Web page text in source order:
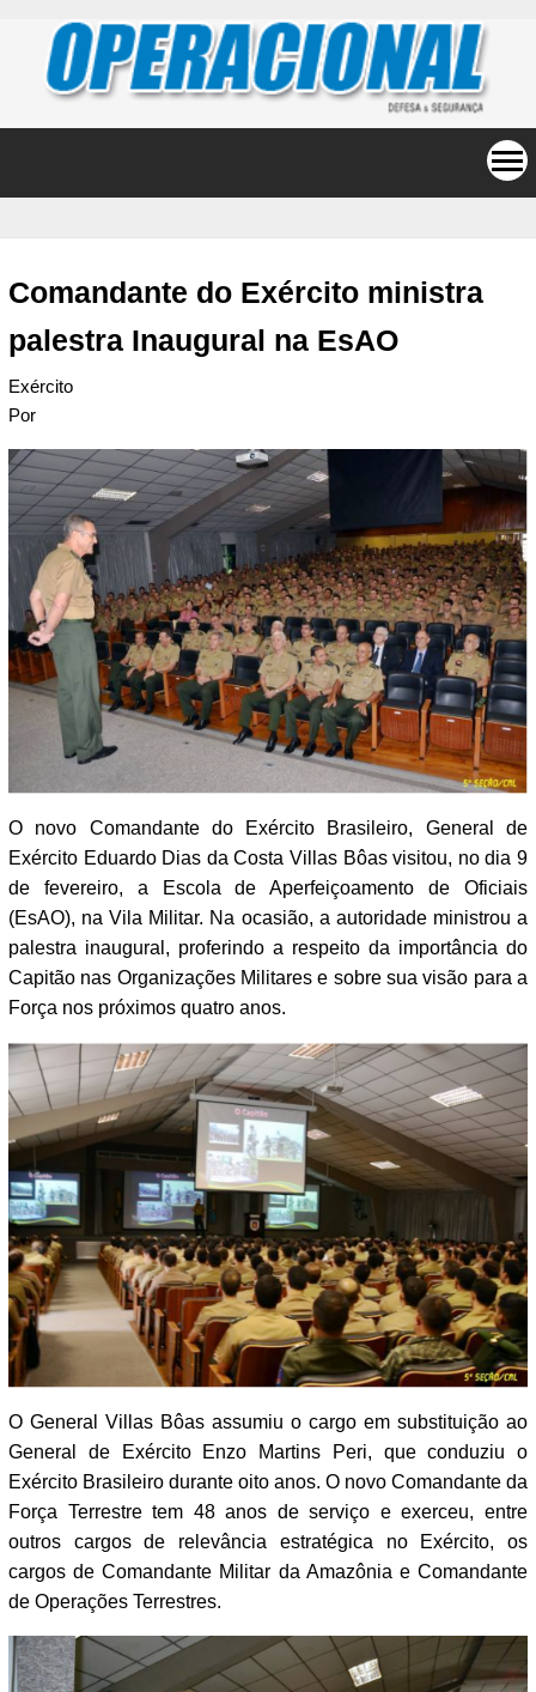
Comandante do Exército ministra
palestra Inaugural na EsAO
Exército
Por
O novo Comandante do Exército Brasileiro, General de
Exército Eduardo Dias da Costa Villas Bôas visitou, no dia 9
de fevereiro, a Escola de Aperfeiçoamento de Oficiais
(EsAO), na Vila Militar. Na ocasião, a autoridade ministrou a
palestra inaugural, proferindo a respeito da importância do
Capitão nas Organizações Militares e sobre sua visão para a
Força nos próximos quatro anos.
O General Villas Bôas assumiu o cargo em substituição ao
General de Exército Enzo Martins Peri, que conduziu o
Exército Brasileiro durante oito anos. O novo Comandante da
Força Terrestre tem 48 anos de serviço e exerceu, entre
outros cargos de relevância estratégica no Exército, os
cargos de Comandante Militar da Amazônia e Comandante
de Operações Terrestres.